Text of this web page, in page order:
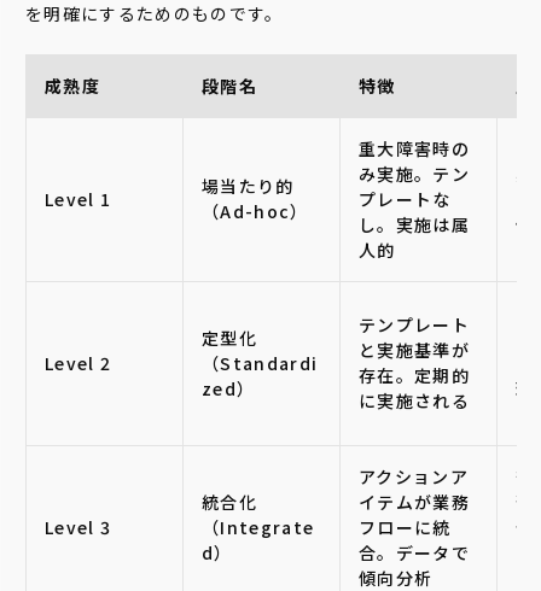
を明確にするためのものです。
成熟度 段階名 特徴 主
Level 1
場当たり的
（Ad-hoc）
重大障害時の
み実施。テン
プレートな
し。実施は属
人的
実
備
Level 2
定型化
（Standardi
zed）
テンプレート
と実施基準が
存在。定期的
に実施される
理
Level 3
統合化
（Integrate
d）
アクションア
イテムが業務
フローに統
合。データで
傾向分析
部
習
分